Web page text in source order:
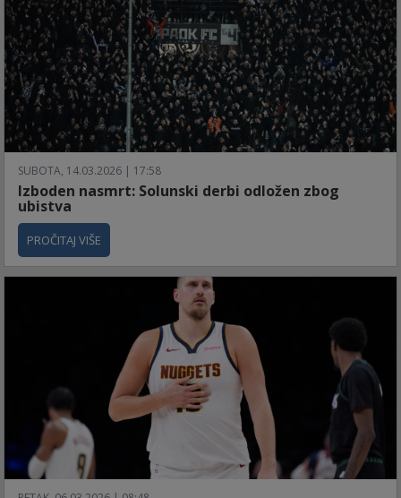
SUBOTA, 14.03.2026 | 17:58
Izboden nasmrt: Solunski derbi odložen zbog
ubistva
PROČITAJ VIŠE